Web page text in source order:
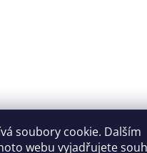
soubory cookie. Dalším
webu vyjadřujete